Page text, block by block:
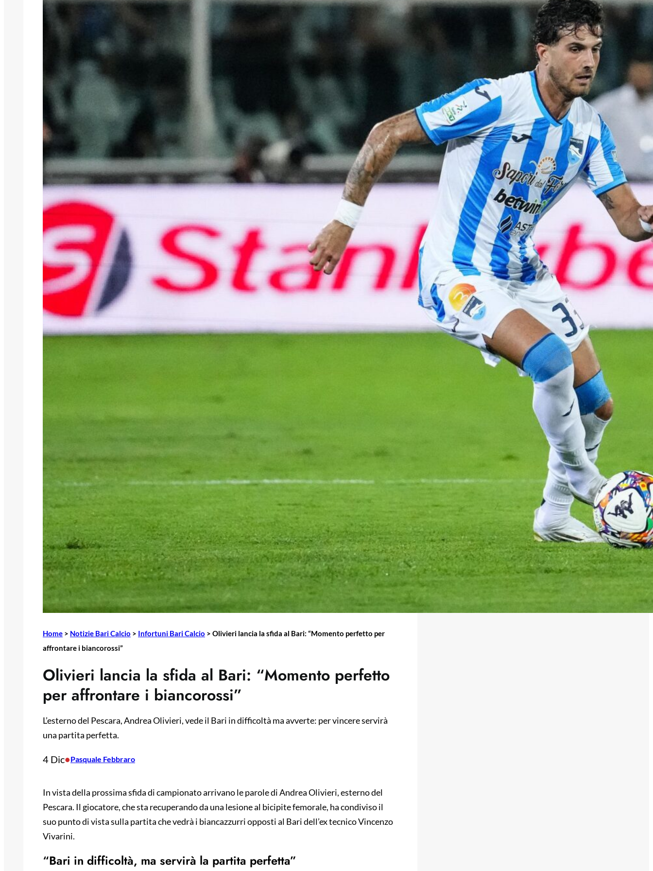
Home > Notizie Bari Calcio > Infortuni Bari Calcio > Olivieri lancia la sfida al Bari: “Momento perfetto per
affrontare i biancorossi”
Olivieri lancia la sfida al Bari: “Momento perfetto
per affrontare i biancorossi”
L’esterno del Pescara, Andrea Olivieri, vede il Bari in difficoltà ma avverte: per vincere servirà
una partita perfetta.
4 Dic•Pasquale Febbraro
In vista della prossima sfida di campionato arrivano le parole di Andrea Olivieri, esterno del
Pescara. Il giocatore, che sta recuperando da una lesione al bicipite femorale, ha condiviso il
suo punto di vista sulla partita che vedrà i biancazzurri opposti al Bari dell’ex tecnico Vincenzo
Vivarini.
“Bari in difficoltà, ma servirà la partita perfetta”
Ripescaggio in Serie B per il Bari: la
speranza è legata alla crisi della Juve
Futuro Bari, Leccese a De Laurentiis:
“Serve un piano industriale serio,
non siamo una seconda squadra”
27 Maggio 2026